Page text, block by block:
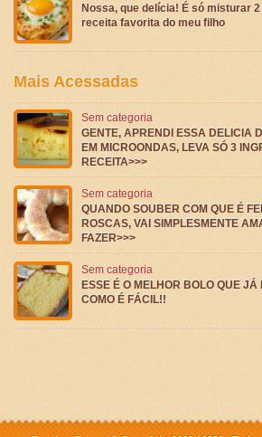
Nossa, que delícia! É só misturar
receita favorita do meu filho
Mais Acessadas
Sem categoria
GENTE, APRENDI ESSA DELICIA
EM MICROONDAS, LEVA SÓ 3
RECEITA>>>
Sem categoria
QUANDO SOUBER COM QUE É
ROSCAS, VAI SIMPLESMENTE
FAZER>>>
Sem categoria
ESSE É O MELHOR BOLO QUE JÁ
COMO É FÁCIL!!